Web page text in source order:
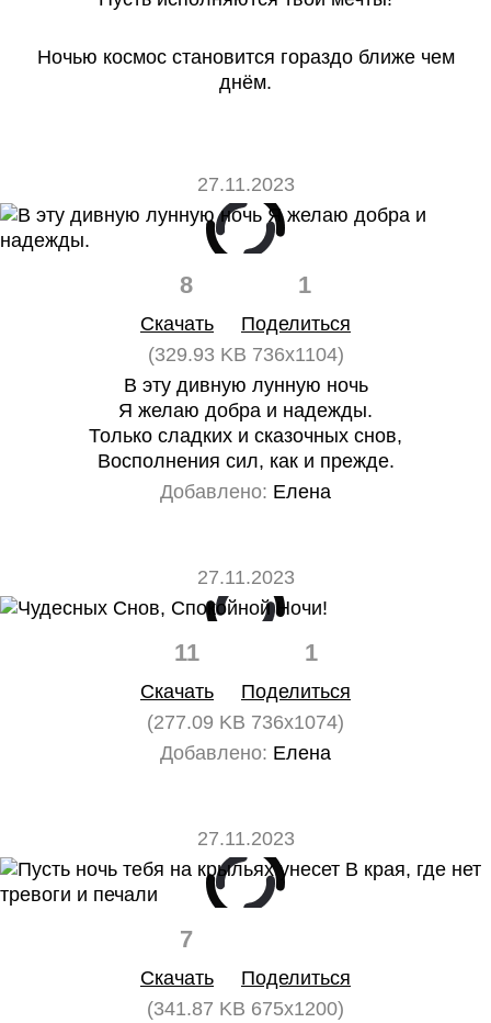
Ночью космос становится гораздо ближе чем
днём.
27.11.2023
8 1
Скачать
Поделиться
(329.93 KB 736x1104)
В эту дивную лунную ночь
Я желаю добра и надежды.
Только сладких и сказочных снов,
Восполнения сил, как и прежде.
Добавлено: Елена
27.11.2023
11 1
Скачать
Поделиться
(277.09 KB 736x1074)
Добавлено: Елена
27.11.2023
7
Скачать
Поделиться
(341.87 KB 675x1200)